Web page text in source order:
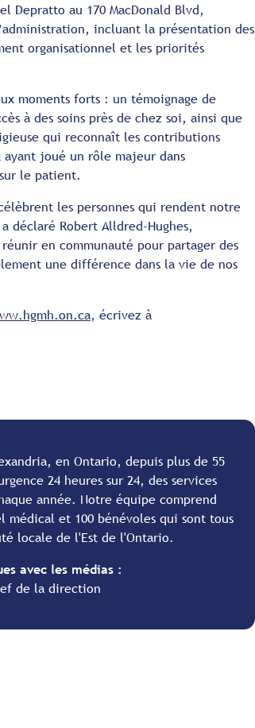
Depratto au 170 MacDonald Blvd,
incluant la présentation des
organisationnel et les priorités
moments forts : un témoignage de
à des soins près de chez soi, ainsi que
qui reconnaît les contributions
joué un rôle majeur dans
le patient.
les personnes qui rendent notre
déclaré Robert Alldred-Hughes,
en communauté pour partager des
une différence dans la vie de nos
, écrivez à
en Ontario, depuis plus de 55
24 heures sur 24, des services
année. Notre équipe comprend
médical et 100 bénévoles qui sont tous
locale de l'Est de l'Ontario.
avec les médias :
de la direction